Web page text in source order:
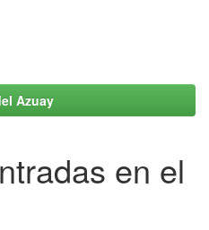
Azuay
en el